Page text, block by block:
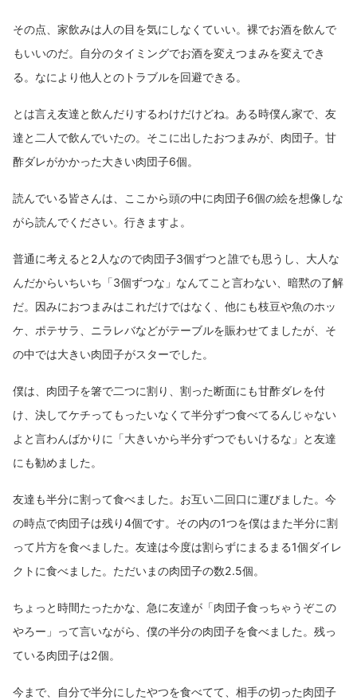
その点、家飲みは人の目を気にしなくていい。裸でお酒を飲んで
もいいのだ。自分のタイミングでお酒を変えつまみを変えでき
る。なにより他人とのトラブルを回避できる。
とは言え友達と飲んだりするわけだけどね。ある時僕ん家で、友
達と二人で飲んでいたの。そこに出したおつまみが、肉団子。甘
酢ダレがかかった大きい肉団子6個。
読んでいる皆さんは、ここから頭の中に肉団子6個の絵を想像しな
がら読んでください。行きますよ。
普通に考えると2人なので肉団子3個ずつと誰でも思うし、大人な
んだからいちいち「3個ずつな」なんてこと言わない、暗黙の了解
だ。因みにおつまみはこれだけではなく、他にも枝豆や魚のホッ
ケ、ポテサラ、ニラレバなどがテーブルを賑わせてましたが、そ
の中では大きい肉団子がスターでした。
僕は、肉団子を箸で二つに割り、割った断面にも甘酢ダレを付
け、決してケチってもったいなくて半分ずつ食べてるんじゃない
よと言わんばかりに「大きいから半分ずつでもいけるな」と友達
にも勧めました。
友達も半分に割って食べました。お互い二回口に運びました。今
の時点で肉団子は残り4個です。その内の1つを僕はまた半分に割
って片方を食べました。友達は今度は割らずにまるまる1個ダイレ
クトに食べました。ただいまの肉団子の数2.5個。
ちょっと時間たったかな、急に友達が「肉団子食っちゃうぞこの
やろー」って言いながら、僕の半分の肉団子を食べました。残っ
ている肉団子は2個。
今まで、自分で半分にしたやつを食べてて、相手の切った肉団子